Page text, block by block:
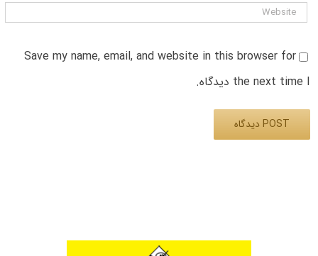
Save my name, email, and website in this browser for
the next time I دیدگاه.